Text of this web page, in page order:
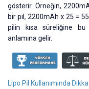
gösterir. Örneğin,
bir pil, 2200mAh x 25 =
pilin kısa süreliğine
anlamına gelir.
Lipo Pil Kullanımında